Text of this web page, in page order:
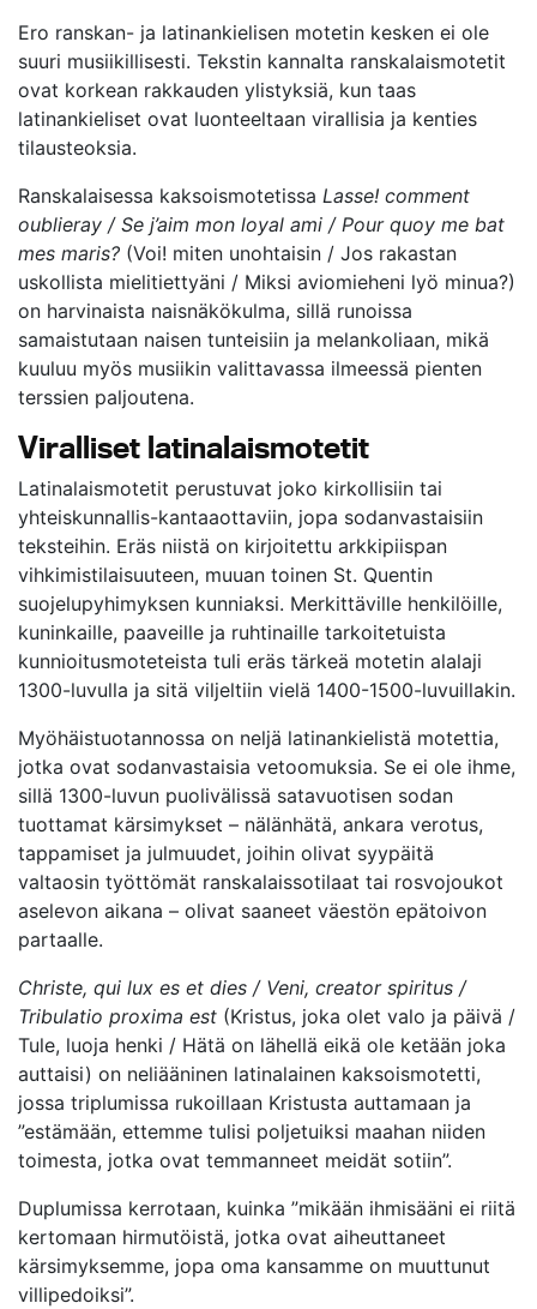
Ero ranskan- ja latinankielisen motetin kesken ei ole
suuri musiikillisesti. Tekstin kannalta ranskalaismotetit
ovat korkean rakkauden ylistyksiä, kun taas
latinankieliset ovat luonteeltaan virallisia ja kenties
tilausteoksia.
Ranskalaisessa kaksoismotetissa Lasse! comment
oublieray / Se j’aim mon loyal ami / Pour quoy me bat
mes maris? (Voi! miten unohtaisin / Jos rakastan
uskollista mielitiettyäni / Miksi aviomieheni lyö minua?)
on harvinaista naisnäkökulma, sillä runoissa
samaistutaan naisen tunteisiin ja melankoliaan, mikä
kuuluu myös musiikin valittavassa ilmeessä pienten
terssien paljoutena.
Viralliset latinalaismotetit
Latinalaismotetit perustuvat joko kirkollisiin tai
yhteiskunnallis-kantaaottaviin, jopa sodanvastaisiin
teksteihin. Eräs niistä on kirjoitettu arkkipiispan
vihkimistilaisuuteen, muuan toinen St. Quentin
suojelupyhimyksen kunniaksi. Merkittäville henkilöille,
kuninkaille, paaveille ja ruhtinaille tarkoitetuista
kunnioitusmoteteista tuli eräs tärkeä motetin alalaji
1300-luvulla ja sitä viljeltiin vielä 1400-1500-luvuillakin.
Myöhäistuotannossa on neljä latinankielistä motettia,
jotka ovat sodanvastaisia vetoomuksia. Se ei ole ihme,
sillä 1300-luvun puolivälissä satavuotisen sodan
tuottamat kärsimykset – nälänhätä, ankara verotus,
tappamiset ja julmuudet, joihin olivat syypäitä
valtaosin työttömät ranskalaissotilaat tai rosvojoukot
aselevon aikana – olivat saaneet väestön epätoivon
partaalle.
Christe, qui lux es et dies / Veni, creator spiritus /
Tribulatio proxima est (Kristus, joka olet valo ja päivä /
Tule, luoja henki / Hätä on lähellä eikä ole ketään joka
auttaisi) on neliääninen latinalainen kaksoismotetti,
jossa triplumissa rukoillaan Kristusta auttamaan ja
”estämään, ettemme tulisi poljetuiksi maahan niiden
toimesta, jotka ovat temmanneet meidät sotiin”.
Duplumissa kerrotaan, kuinka ”mikään ihmisääni ei riitä
kertomaan hirmutöistä, jotka ovat aiheuttaneet
kärsimyksemme, jopa oma kansamme on muuttunut
villipedoiksi”.